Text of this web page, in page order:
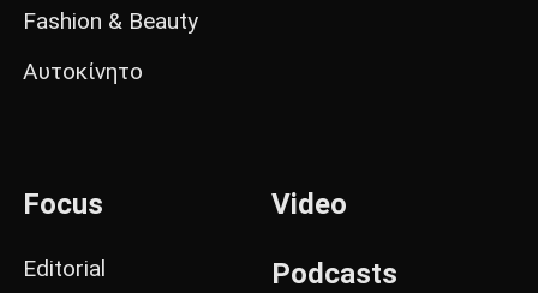
Fashion & Beauty
Αυτοκίνητο
Focus
Editorial
Video
Podcasts